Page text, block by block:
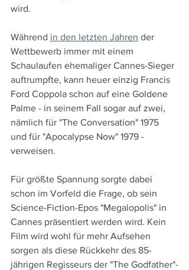
wird.
Während in den letzten Jahren der
Wettbewerb immer mit einem
Schaulaufen ehemaliger Cannes-Sieger
auftrumpfte, kann heuer einzig Francis
Ford Coppola schon auf eine Goldene
Palme - in seinem Fall sogar auf zwei,
nämlich für "The Conversation" 1975
und für "Apocalypse Now" 1979 -
verweisen.
Für größte Spannung sorgte dabei
schon im Vorfeld die Frage, ob sein
Science-Fiction-Epos "Megalopolis" in
Cannes präsentiert werden wird. Kein
Film wird wohl für mehr Aufsehen
sorgen als diese Rückkehr des 85-
jährigen Regisseurs der "The Godfather"-